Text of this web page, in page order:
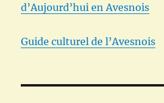
d’Aujourd’hui en Avesnois
Guide culturel de l’Avesnois